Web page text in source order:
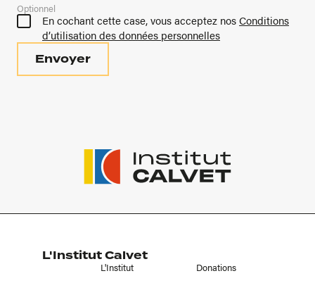
Optionnel
En cochant cette case, vous acceptez nosConditions
d’utilisation des données personnelles
L'Institut Calvet
L'Institut
Donations